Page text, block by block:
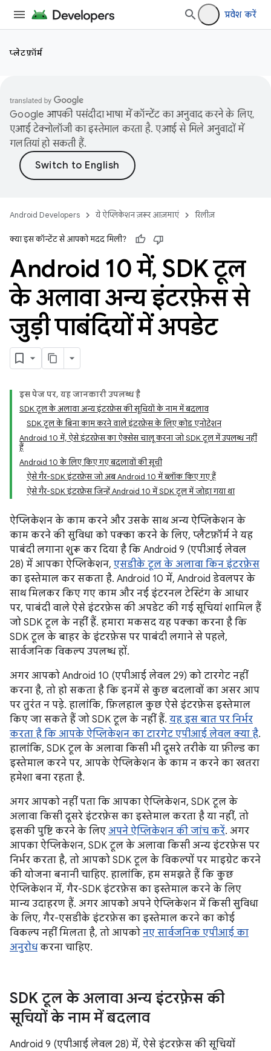
प्रवेश करें
प्लेटफ़ॉर्म
Google आपकी पसंदीदा भाषा में कॉन्टेंट का अनुवाद करने के लिए,
एआई टेक्नोलॉजी का इस्तेमाल करता है. एआई से मिले अनुवादों में
गलतियां हो सकती हैं.
Android Developers ये ऐप्लिकेशन ज़रूर आज़माएं रिलीज़
क्या इस कॉन्टेंट से आपको मदद मिली?
Android 10 में, SDK टूल
के अलावा अन्य इंटरफ़ेस से
जुड़ी पाबंदियों में अपडेट
इस पेज पर, यह जानकारी उपलब्ध है
SDK टूल के अलावा अन्य इंटरफ़ेस की सूचियों के नाम में बदलाव
SDK टूल के बिना काम करने वाले इंटरफ़ेस के लिए कोड एनोटेशन
Android 10 में, ऐसे इंटरफ़ेस का ऐक्सेस चालू करना जो SDK टूल में उपलब्ध नहीं
हैं
Android 10 के लिए किए गए बदलावों की सूची
ऐसे गैर-SDK इंटरफ़ेस जो अब Android 10 में ब्लॉक किए गए हैं
ऐसे गैर-SDK इंटरफ़ेस जिन्हें Android 10 में SDK टूल में जोड़ा गया था
ऐप्लिकेशन के काम करने और उसके साथ अन्य ऐप्लिकेशन के
काम करने की सुविधा को पक्का करने के लिए, प्लैटफ़ॉर्म ने यह
पाबंदी लगाना शुरू कर दिया है कि Android 9 (एपीआई लेवल
28) में आपका ऐप्लिकेशन, एसडीके टूल के अलावा किन इंटरफ़ेस
का इस्तेमाल कर सकता है. Android 10 में, Android डेवलपर के
साथ मिलकर किए गए काम और नई इंटरनल टेस्टिंग के आधार
पर, पाबंदी वाले ऐसे इंटरफ़ेस की अपडेट की गई सूचियां शामिल हैं
जो SDK टूल के नहीं हैं. हमारा मकसद यह पक्का करना है कि
SDK टूल के बाहर के इंटरफ़ेस पर पाबंदी लगाने से पहले,
सार्वजनिक विकल्प उपलब्ध हों.
अगर आपको Android 10 (एपीआई लेवल 29) को टारगेट नहीं
करना है, तो हो सकता है कि इनमें से कुछ बदलावों का असर आप
पर तुरंत न पड़े. हालांकि, फ़िलहाल कुछ ऐसे इंटरफ़ेस इस्तेमाल
किए जा सकते हैं जो SDK टूल के नहीं हैं. यह इस बात पर निर्भर
करता है कि आपके ऐप्लिकेशन का टारगेट एपीआई लेवल क्या है.
हालांकि, SDK टूल के अलावा किसी भी दूसरे तरीके या फ़ील्ड का
इस्तेमाल करने पर, आपके ऐप्लिकेशन के काम न करने का खतरा
हमेशा बना रहता है.
अगर आपको नहीं पता कि आपका ऐप्लिकेशन, SDK टूल के
अलावा किसी दूसरे इंटरफ़ेस का इस्तेमाल करता है या नहीं, तो
इसकी पुष्टि करने के लिए अपने ऐप्लिकेशन की जांच करें. अगर
आपका ऐप्लिकेशन, SDK टूल के अलावा किसी अन्य इंटरफ़ेस पर
निर्भर करता है, तो आपको SDK टूल के विकल्पों पर माइग्रेट करने
की योजना बनानी चाहिए. हालांकि, हम समझते हैं कि कुछ
ऐप्लिकेशन में, गैर-SDK इंटरफ़ेस का इस्तेमाल करने के लिए
मान्य उदाहरण हैं. अगर आपको अपने ऐप्लिकेशन में किसी सुविधा
के लिए, गैर-एसडीके इंटरफ़ेस का इस्तेमाल करने का कोई
विकल्प नहीं मिलता है, तो आपको नए सार्वजनिक एपीआई का
अनुरोधकरना चाहिए.
SDK टूल के अलावा अन्य इंटरफ़ेस की
सूचियों के नाम में बदलाव
Android 9 (एपीआई लेवल 28) में, ऐसे इंटरफ़ेस की सूचियों